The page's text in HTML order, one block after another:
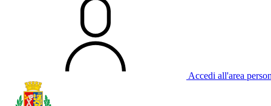
Accedi all'area